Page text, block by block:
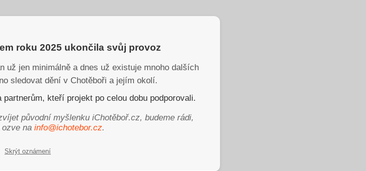
roku 2025 ukončila svůj provoz
už jen minimálně a dnes už existuje mnoho dalších
sledovat dění v Chotěboři a jejím okolí.
kteří projekt po celou dobu podporovali.
původní myšlenku iChotěboř.cz, budeme rádi,
na info@ichotebor.cz.
Skrýt oznámení